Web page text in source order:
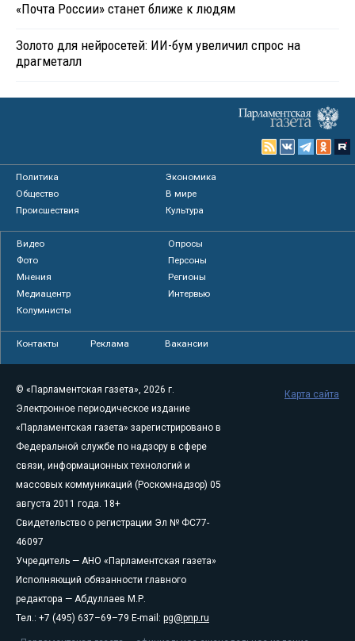
«Почта России» станет ближе к людям
Золото для нейросетей: ИИ-бум увеличил спрос на
драгметалл
Политика
Экономика
Общество
В мире
Происшествия
Культура
Видео
Опросы
Фото
Персоны
Мнения
Регионы
Медиацентр
Интервью
Колумнисты
Контакты Реклама Вакансии
© «Парламентская газета», 2026 г.
Электронное периодическое издание
«Парламентская газета» зарегистрировано в
Федеральной службе по надзору в сфере
связи, информационных технологий и
массовых коммуникаций (Роскомнадзор) 05
августа 2011 года. 18+
Свидетельство о регистрации Эл № ФС77-
46097
Учредитель — АНО «Парламентская газета»
Исполняющий обязанности главного
редактора — Абдуллаев М.Р.
Тел.: +7 (495) 637–69–79 E-mail: pg@pnp.ru
Карта сайта